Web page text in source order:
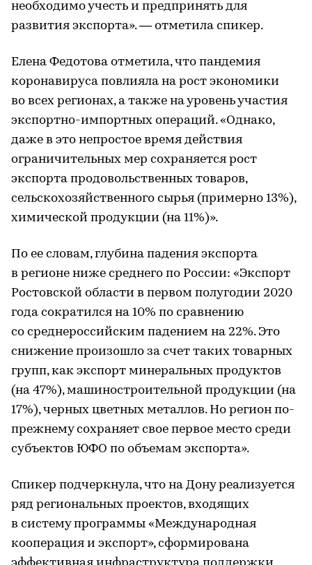
необходимо учесть и предпринять для
развития экспорта». — отметила спикер.
Елена Федотова отметила, что пандемия
коронавируса повлияла на рост экономики
во всех регионах, а также на уровень участия
экспортно-импортных операций. «Однако,
даже в это непростое время действия
ограничительных мер сохраняется рост
экспорта продовольственных товаров,
сельскохозяйственного сырья (примерно 13%),
химической продукции (на 11%)».
По ее словам, глубина падения экспорта
в регионе ниже среднего по России: «Экспорт
Ростовской области в первом полугодии 2020
года сократился на 10% по сравнению
со среднероссийским падением на 22%. Это
снижение произошло за счет таких товарных
групп, как экспорт минеральных продуктов
(на 47%), машиностроительной продукции (на
17%), черных цветных металлов. Но регион по-
прежнему сохраняет свое первое место среди
субъектов ЮФО по объемам экспорта».
Спикер подчеркнула, что на Дону реализуется
ряд региональных проектов, входящих
в систему программы «Международная
кооперация и экспорт», сформирована